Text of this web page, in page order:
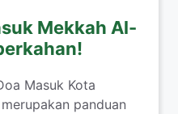
Mekkah Al-
Masuk Kota
panduan